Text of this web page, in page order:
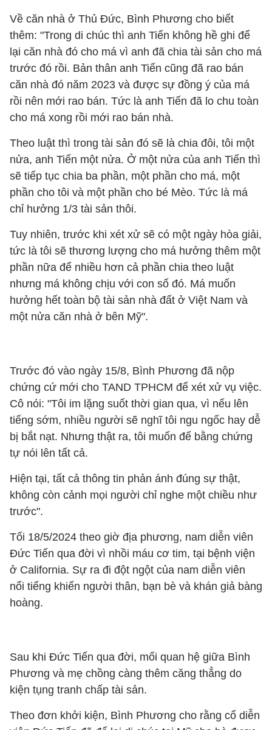
Về căn nhà ở Thủ Đức, Bình Phương cho biết
thêm: "Trong di chúc thì anh Tiến không hề ghi để
lại căn nhà đó cho má vì anh đã chia tài sản cho má
trước đó rồi. Bản thân anh Tiến cũng đã rao bán
căn nhà đó năm 2023 và được sự đồng ý của má
rồi nên mới rao bán. Tức là anh Tiến đã lo chu toàn
cho má xong rồi mới rao bán nhà.
Theo luật thì trong tài sản đó sẽ là chia đôi, tôi một
nửa, anh Tiến một nửa. Ở một nửa của anh Tiến thì
sẽ tiếp tục chia ba phần, một phần cho má, một
phần cho tôi và một phần cho bé Mèo. Tức là má
chỉ hưởng 1/3 tài sản thôi.
Tuy nhiên, trước khi xét xử sẽ có một ngày hòa giải,
tức là tôi sẽ thương lượng cho má hưởng thêm một
phần nữa để nhiều hơn cả phần chia theo luật
nhưng má không chịu với con số đó. Má muốn
hưởng hết toàn bộ tài sản nhà đất ở Việt Nam và
một nửa căn nhà ở bên Mỹ".
Trước đó vào ngày 15/8, Bình Phương đã nộp
chứng cứ mới cho TAND TPHCM để xét xử vụ việc.
Cô nói: "Tôi im lặng suốt thời gian qua, vì nếu lên
tiếng sớm, nhiều người sẽ nghĩ tôi ngu ngốc hay dễ
bị bắt nạt. Nhưng thật ra, tôi muốn để bằng chứng
tự nói lên tất cả.
Hiện tại, tất cả thông tin phản ánh đúng sự thật,
không còn cảnh mọi người chỉ nghe một chiều như
trước".
Tối 18/5/2024 theo giờ địa phương, nam diễn viên
Đức Tiến qua đời vì nhồi máu cơ tim, tại bệnh viện
ở California. Sự ra đi đột ngột của nam diễn viên
nổi tiếng khiến người thân, bạn bè và khán giả bàng
hoàng.
Sau khi Đức Tiến qua đời, mối quan hệ giữa Bình
Phương và mẹ chồng càng thêm căng thẳng do
kiện tụng tranh chấp tài sản.
Theo đơn khởi kiện, Bình Phương cho rằng cố diễn